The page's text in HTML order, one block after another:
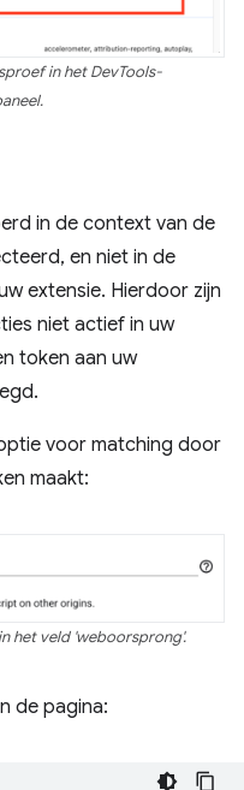
in het DevTools-
in de context van de
en niet in de
extensie. Hierdoor zijn
niet actief in uw
token aan uw
voor matching door
maakt:
het veld 'weboorsprong'.
de pagina: